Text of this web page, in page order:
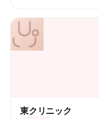
東クリニック